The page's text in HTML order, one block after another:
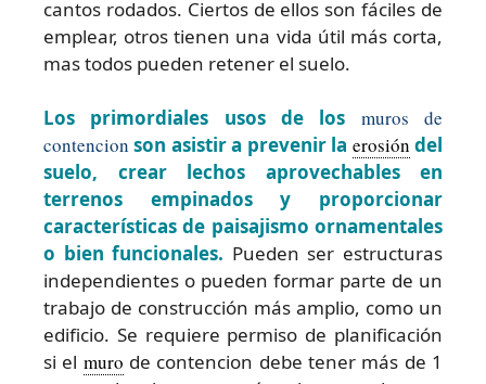
cantos rodados. Ciertos de ellos son fáciles de
emplear, otros tienen una vida útil más corta,
mas todos pueden retener el suelo.
Los primordiales usos de los muros de
contencion son asistir a prevenir la erosión del
suelo, crear lechos aprovechables en
terrenos empinados y proporcionar
características de paisajismo ornamentales
o bien funcionales. Pueden ser estructuras
independientes o pueden formar parte de un
trabajo de construcción más amplio, como un
edificio. Se requiere permiso de planificación
si el muro de contencion debe tener más de 1